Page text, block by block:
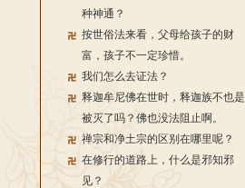
种神通？
按世俗法来看，父母给孩子的财
富，孩子不一定珍惜。
我们怎么去证法？
释迦牟尼佛在世时，释迦族不也是
被灭了吗？佛也没法阻止啊。
禅宗和净土宗的区别在哪里呢？
在修行的道路上，什么是邪知邪
见？